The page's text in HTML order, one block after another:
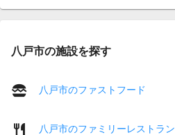
八戸市の施設を探す
八戸市のファストフード
八戸市のファミリーレストラン